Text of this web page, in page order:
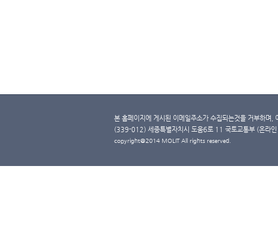
본 홈페이지에 게시된 이메일주소가 수집되는것을 거부하며,
(339-012) 세종특별자치시 도움6로 11 국토교통부 (온
copyright@2014 MOLIT All rights reserved.